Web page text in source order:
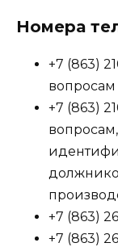
Номера
+7 (863)
вопросам
+7 (863)
+7 (863)
+7 (863)